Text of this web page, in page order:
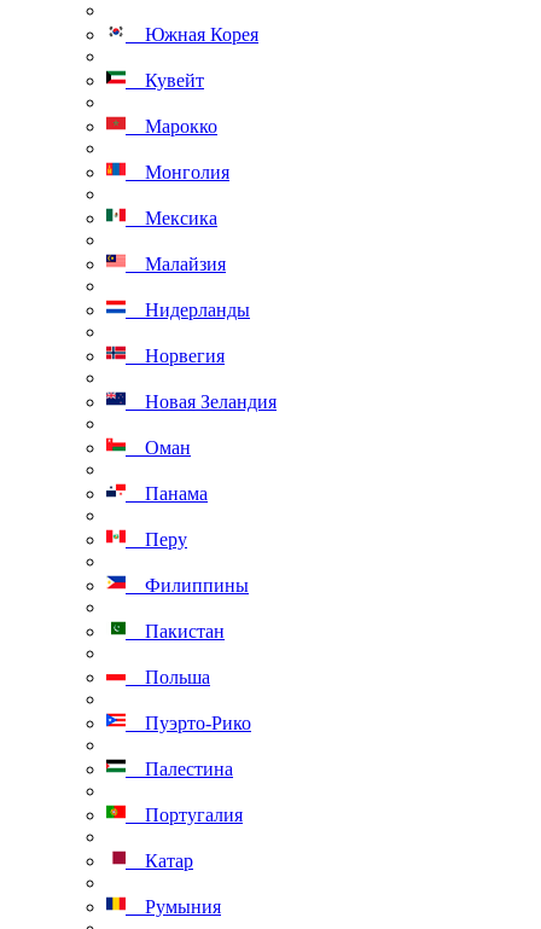
Южная Корея
Кувейт
Марокко
Монголия
Мексика
Малайзия
Нидерланды
Норвегия
Новая Зеландия
Оман
Панама
Перу
Филиппины
Пакистан
Польша
Пуэрто-Рико
Палестина
Португалия
Катар
Румыния